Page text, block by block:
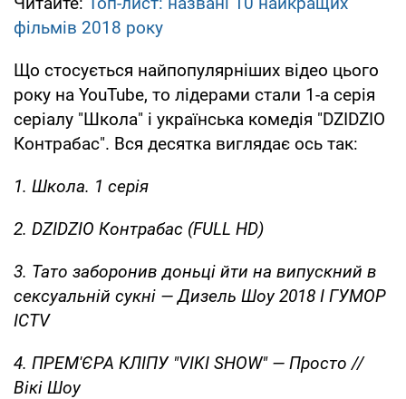
фільмів 2018 року
Що стосується найпопулярніших відео цього
року на YouTube, то лідерами стали 1-а серія
серіалу "Школа" і українська комедія "DZIDZIO
Контрабас". Вся десятка виглядає ось так:
1. Школа. 1 серія
2. DZIDZIO Контрабас (FULL HD)
3. Тато заборонив доньці йти на випускний в
сексуальній сукні — Дизель Шоу 2018 I ГУМОР
ICTV
4. ПРЕМ'ЄРА КЛІПУ "VIKI SHOW" — Просто //
Вікі Шоу